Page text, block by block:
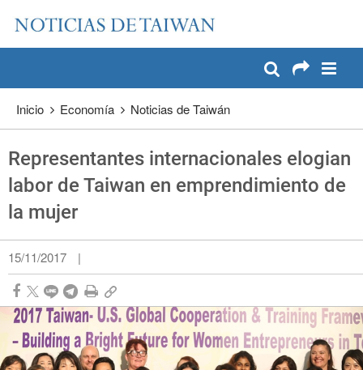
Pase a contenido principal
Inicio Economía Noticias de Taiwán
Representantes internacionales elogian
labor de Taiwan en emprendimiento de
la mujer
15/11/2017 |